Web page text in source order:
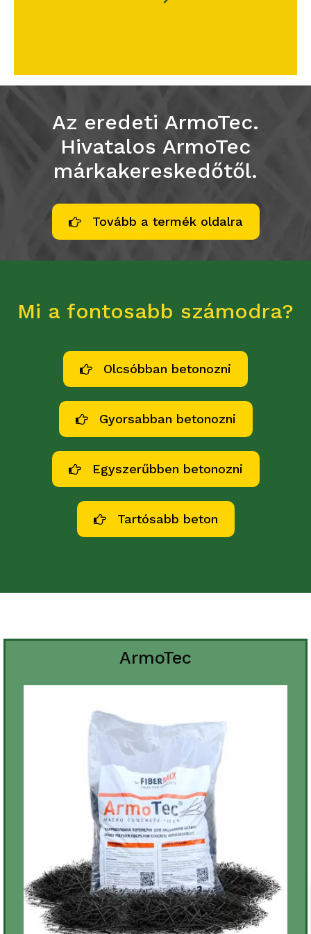
Az eredeti ArmoTec.
Hivatalos ArmoTec
márkakereskedőtől.
Tovább a termék oldalra
Mi a fontosabb számodra?
Olcsóbban betonozni
Gyorsabban betonozni
Egyszerűbben betonozni
Tartósabb beton
ArmoTec